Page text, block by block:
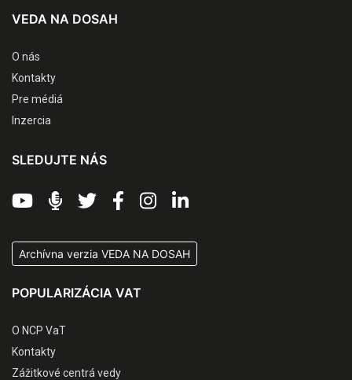
VEDA NA DOSAH
O nás
Kontakty
Pre médiá
Inzercia
SLEDUJTE NÁS
Archívna verzia VEDA NA DOSAH
POPULARIZÁCIA VAT
O NCP VaT
Kontakty
Zážitkové centrá vedy